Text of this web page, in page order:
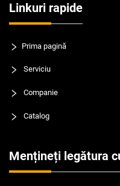
Linkuri rapide
Prima pagină
Serviciu
Companie
Catalog
Mențineți legătura